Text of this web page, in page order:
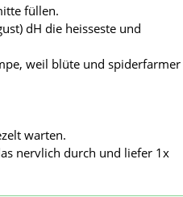
füllen.
dH die heisseste und
weil blüte und spiderfarmer
warten.
nervlich durch und liefer 1x